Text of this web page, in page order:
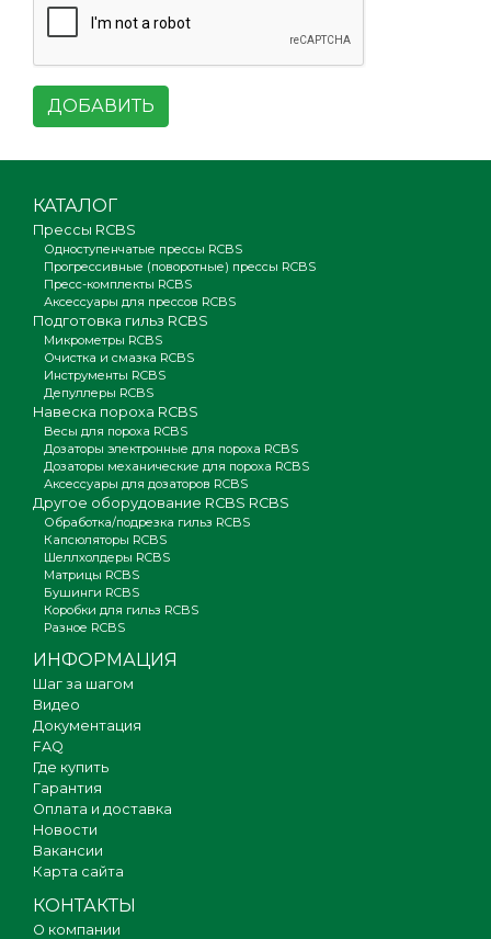
ДОБАВИТЬ
КАТАЛОГ
Прессы RCBS
Одноступенчатые прессы RCBS
Прогрессивные (поворотные) прессы RCBS
Пресс-комплекты RCBS
Аксессуары для прессов RCBS
Подготовка гильз RCBS
Микрометры RCBS
Очистка и смазка RCBS
Инструменты RCBS
Депуллеры RCBS
Навеска пороха RCBS
Весы для пороха RCBS
Дозаторы электронные для пороха RCBS
Дозаторы механические для пороха RCBS
Аксессуары для дозаторов RCBS
Другое оборудование RCBS RCBS
Обработка/подрезка гильз RCBS
Капсюляторы RCBS
Шеллхолдеры RCBS
Матрицы RCBS
Бушинги RCBS
Коробки для гильз RCBS
Разное RCBS
ИНФОРМАЦИЯ
Шаг за шагом
Видео
Документация
FAQ
Где купить
Гарантия
Оплата и доставка
Новости
Вакансии
Карта сайта
КОНТАКТЫ
О компании